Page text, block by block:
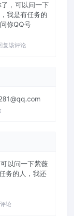
，可以问一下
我是有任务的
你QQ号
复该评论
以问一下紫薇
务的人，我还
论